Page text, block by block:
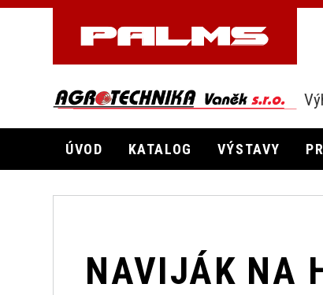
ÚVOD KATALOG VÝSTAVY
NAVIJÁK NA